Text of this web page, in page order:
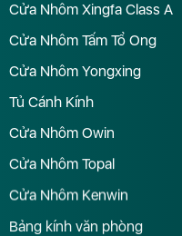
Cửa Nhôm Xingfa Class A
Cửa Nhôm Tấm Tổ Ong
Cửa Nhôm Yongxing
Tủ Cánh Kính
Cửa Nhôm Owin
Cửa Nhôm Topal
Cửa Nhôm Kenwin
Bảng kính văn phòng